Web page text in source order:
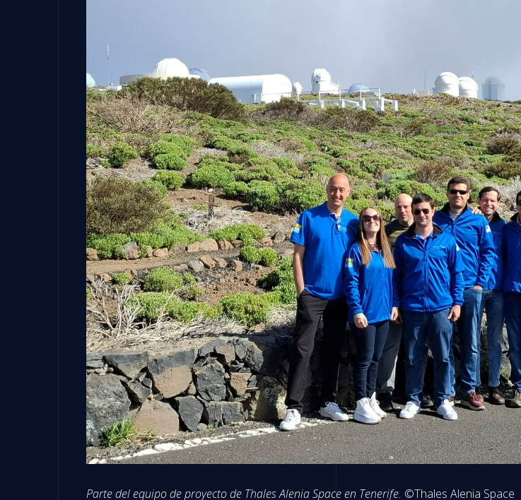
Parte del equipo de proyecto de Thales Alenia Space en Tenerife. ©Thales Alenia Space